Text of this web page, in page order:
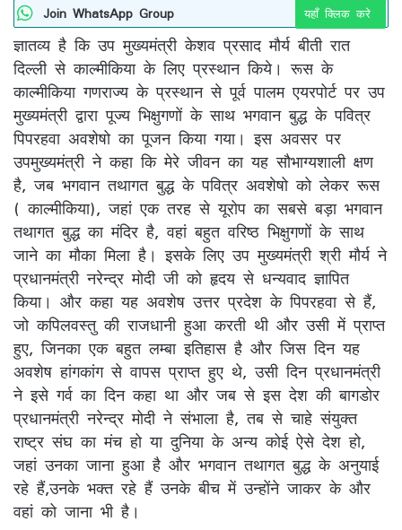
Join WhatsApp Group यहाँ क्लिक करे
ज्ञातव्य है कि उप मुख्यमंत्री केशव प्रसाद मौर्य बीती रात
दिल्ली से काल्मीकिया के लिए प्रस्थान किये। रूस के
काल्मीकिया गणराज्य के प्रस्थान से पूर्व पालम एयरपोर्ट पर उप
मुख्यमंत्री द्वारा पूज्य भिक्षुगणों के साथ भगवान बुद्ध के पवित्र
पिपरहवा अवशेषो का पूजन किया गया। इस अवसर पर
उपमुख्यमंत्री ने कहा कि मेरे जीवन का यह सौभाग्यशाली क्षण
है, जब भगवान तथागत बुद्ध के पवित्र अवशेषो को लेकर रूस
( काल्मीकिया), जहां एक तरह से यूरोप का सबसे बड़ा भगवान
तथागत बुद्ध का मंदिर है, वहां बहुत वरिष्ठ भिक्षुगणों के साथ
जाने का मौका मिला है। इसके लिए उप मुख्यमंत्री श्री मौर्य ने
प्रधानमंत्री नरेन्द्र मोदी जी को हृदय से धन्यवाद ज्ञापित
किया। और कहा यह अवशेष उत्तर प्रदेश के पिपरहवा से हैं,
जो कपिलवस्तु की राजधानी हुआ करती थी और उसी में प्राप्त
हुए, जिनका एक बहुत लम्बा इतिहास है और जिस दिन यह
अवशेष हांगकांग से वापस प्राप्त हुए थे, उसी दिन प्रधानमंत्री
ने इसे गर्व का दिन कहा था और जब से इस देश की बागडोर
प्रधानमंत्री नरेन्द्र मोदी ने संभाला है, तब से चाहे संयुक्त
राष्ट्र संघ का मंच हो या दुनिया के अन्य कोई ऐसे देश हो,
जहां उनका जाना हुआ है और भगवान तथागत बुद्ध के अनुयाई
रहे हैं,उनके भक्त रहे हैं उनके बीच में उन्होंने जाकर के और
वहां को जाना भी है।